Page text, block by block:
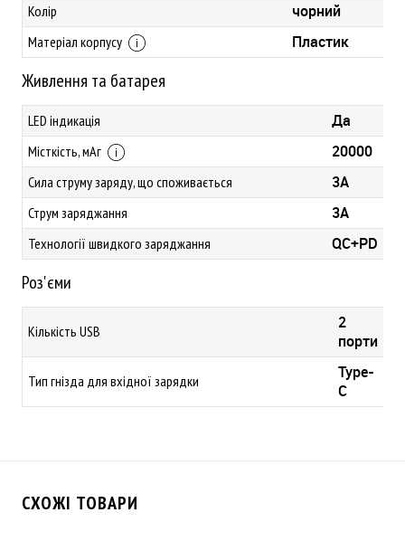
Колір чорний
Матеріал корпусу Пластик
Живлення та батарея
LED індикація Да
Місткість, мАг 20000
Сила струму заряду, що споживається 3A
Струм заряджання 3A
Технології швидкого заряджання QC+PD
Роз'єми
Кількість USB
2
порти
Тип гнізда для вхідної зарядки
Type-
C
СХОЖІ ТОВАРИ